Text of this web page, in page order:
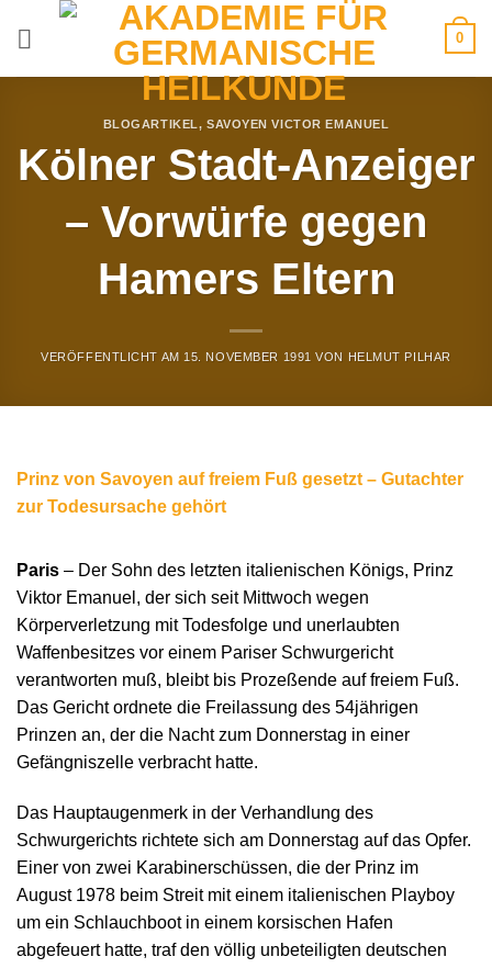
0
BLOGARTIKEL, SAVOYEN VICTOR EMANUEL
Kölner Stadt-Anzeiger
– Vorwürfe gegen
Hamers Eltern
VERÖFFENTLICHT AM 15. NOVEMBER 1991 VON HELMUT PILHAR
Prinz von Savoyen auf freiem Fuß gesetzt – Gutachter
zur Todesursache gehört
Paris – Der Sohn des letzten italienischen Königs, Prinz
Viktor Emanuel, der sich seit Mittwoch wegen
Körperverletzung mit Todesfolge und unerlaubten
Waffenbesitzes vor einem Pariser Schwurgericht
verantworten muß, bleibt bis Prozeßende auf freiem Fuß.
Das Gericht ordnete die Freilassung des 54jährigen
Prinzen an, der die Nacht zum Donnerstag in einer
Gefängniszelle verbracht hatte.
Das Hauptaugenmerk in der Verhandlung des
Schwurgerichts richtete sich am Donnerstag auf das Opfer.
Einer von zwei Karabinerschüssen, die der Prinz im
August 1978 beim Streit mit einem italienischen Playboy
um ein Schlauchboot in einem korsischen Hafen
abgefeuert hatte, traf den völlig unbeteiligten deutschen